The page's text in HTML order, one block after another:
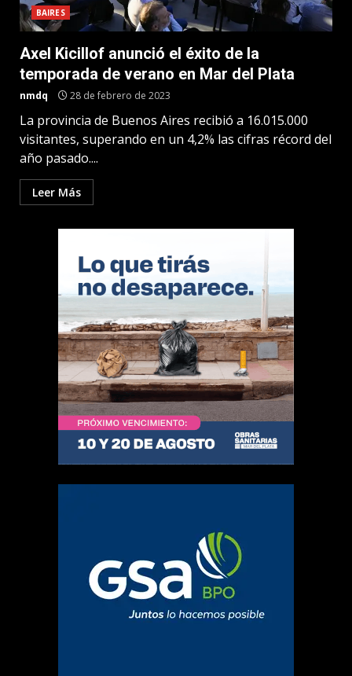
BAIRES
Axel Kicillof anunció el éxito de la
temporada de verano en Mar del Plata
nmdq 28 de febrero de 2023
La provincia de Buenos Aires recibió a 16.015.000
visitantes, superando en un 4,2% las cifras récord del
año pasado....
Leer Más